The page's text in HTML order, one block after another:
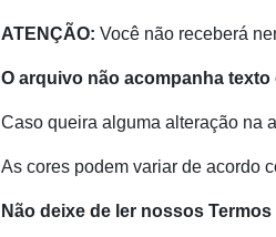
ATENÇÃO: Você não receberá
O arquivo não acompanha texto
Caso queira alguma alteração na
As cores podem variar de acordo
Não deixe de ler nossos